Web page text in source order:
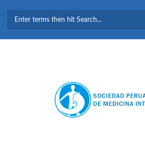
BÚSQUEDA